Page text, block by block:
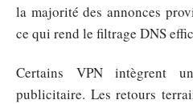
la majorité des annonces
ce qui rend le filtrage DNS
Certains VPN intègrent
publicitaire. Les retours